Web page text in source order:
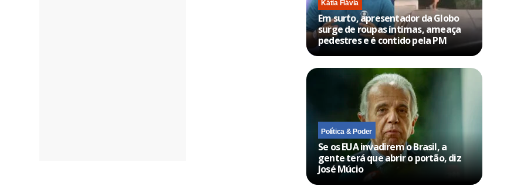
Kátia Flávia
Em surto, apresentador da Globo
surge de roupas íntimas, ameaça
pedestres e é contido pela PM
Política & Poder
Se os EUA invadirem o Brasil, a
gente terá que abrir o portão, diz
José Múcio